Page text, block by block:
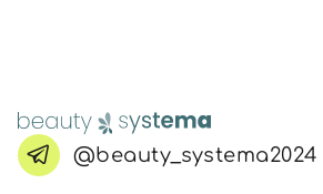
@beauty_systema2024